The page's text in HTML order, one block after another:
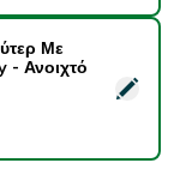
Φούτερ Με
Με
- Ανοιχτό